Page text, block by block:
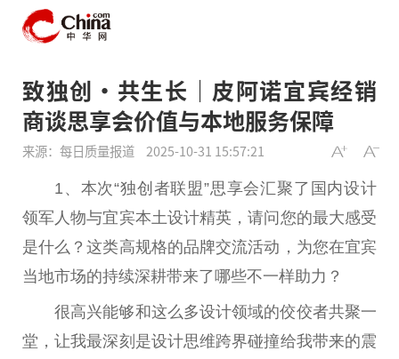
致独创·共生长｜皮阿诺宜宾经销
商谈思享会价值与本地服务保障
来源：每日质量报道 2025-10-31 15:57:21
1、本次“独创者联盟”思享会汇聚了国内设计
领军人物与宜宾本土设计精英，请问您的最大感受
是什么？这类高规格的品牌交流活动，为您在宜宾
当地市场的持续深耕带来了哪些不一样助力？
很高兴能够和这么多设计领域的佼佼者共聚一
堂，让我最深刻是设计思维跨界碰撞给我带来的震